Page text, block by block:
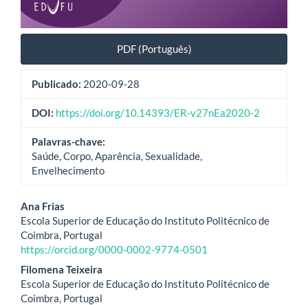
PDF (Português)
Publicado: 2020-09-28
DOI: https://doi.org/10.14393/ER-v27nEa2020-2
Palavras-chave:
Saúde, Corpo, Aparência, Sexualidade,
Envelhecimento
Conteúdo
do
artigo
principal
Ana Frias
Escola Superior de Educação do Instituto Politécnico de
Coimbra, Portugal
https://orcid.org/0000-0002-9774-0501
Filomena Teixeira
Escola Superior de Educação do Instituto Politécnico de
Coimbra, Portugal